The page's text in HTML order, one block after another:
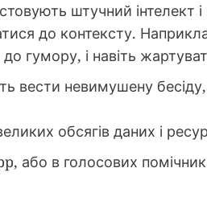
штучний інтелект
до контексту.
гумору, і навіть
вести невимушену бесіду,
обсягів даних і
або в голосових